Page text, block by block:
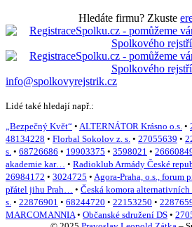
Hledáte firmu? Zkuste
info@spolkovyrejstrik.cz
Lidé také hledají např.:
„Bezpečný Květ“ • ALTERNÁTOR Krásno o.s. •
48134228 • Florbal Sokolov z. s. • 27055639 •
s. • 68726686 • 19903375 • 3598021 •
akademie kar… • Radioklub Armády České
26984172 • 3024725 • Agora-Praha, o.s., forum
přátel jihu Prah… • Česká komora
s. • 22876901 • 68244720 • 22153250 •
MARCOMANNIA • Občanské sdružení DS •